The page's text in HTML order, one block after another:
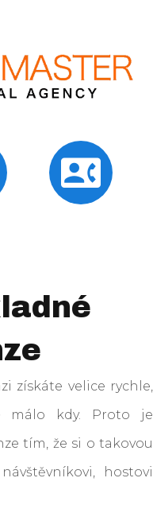
získáte velice rychle,
málo kdy. Proto je
tím, že si o takovou
hostovi